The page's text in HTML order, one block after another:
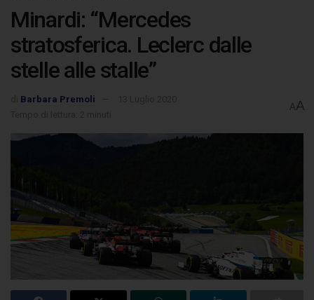
Minardi: “Mercedes
stratosferica. Leclerc dalle
stelle alle stalle”
Barbara Premoli
AA